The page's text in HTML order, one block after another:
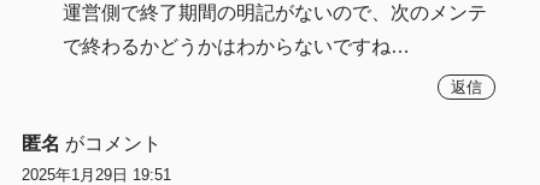
運営側で終了期間の明記がないので、次のメンテ
で終わるかどうかはわからないですね…
返信
匿名 がコメント
2025年1月29日 19:51